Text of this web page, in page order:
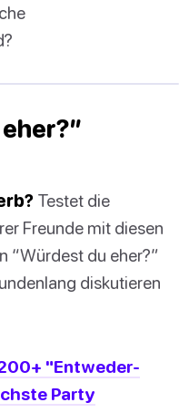
Testet die
Freunde mit diesen
“Würdest du eher?”
diskutieren
"Entweder-
Party